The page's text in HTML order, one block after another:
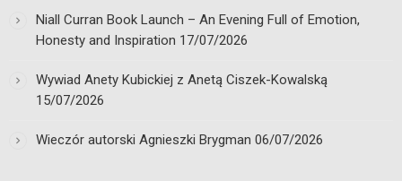
Niall Curran Book Launch – An Evening Full of Emotion,
Honesty and Inspiration 17/07/2026
Wywiad Anety Kubickiej z Anetą Ciszek-Kowalską
15/07/2026
Wieczór autorski Agnieszki Brygman 06/07/2026